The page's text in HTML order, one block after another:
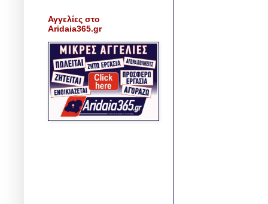
Αγγελίες στο
Aridaia365.gr